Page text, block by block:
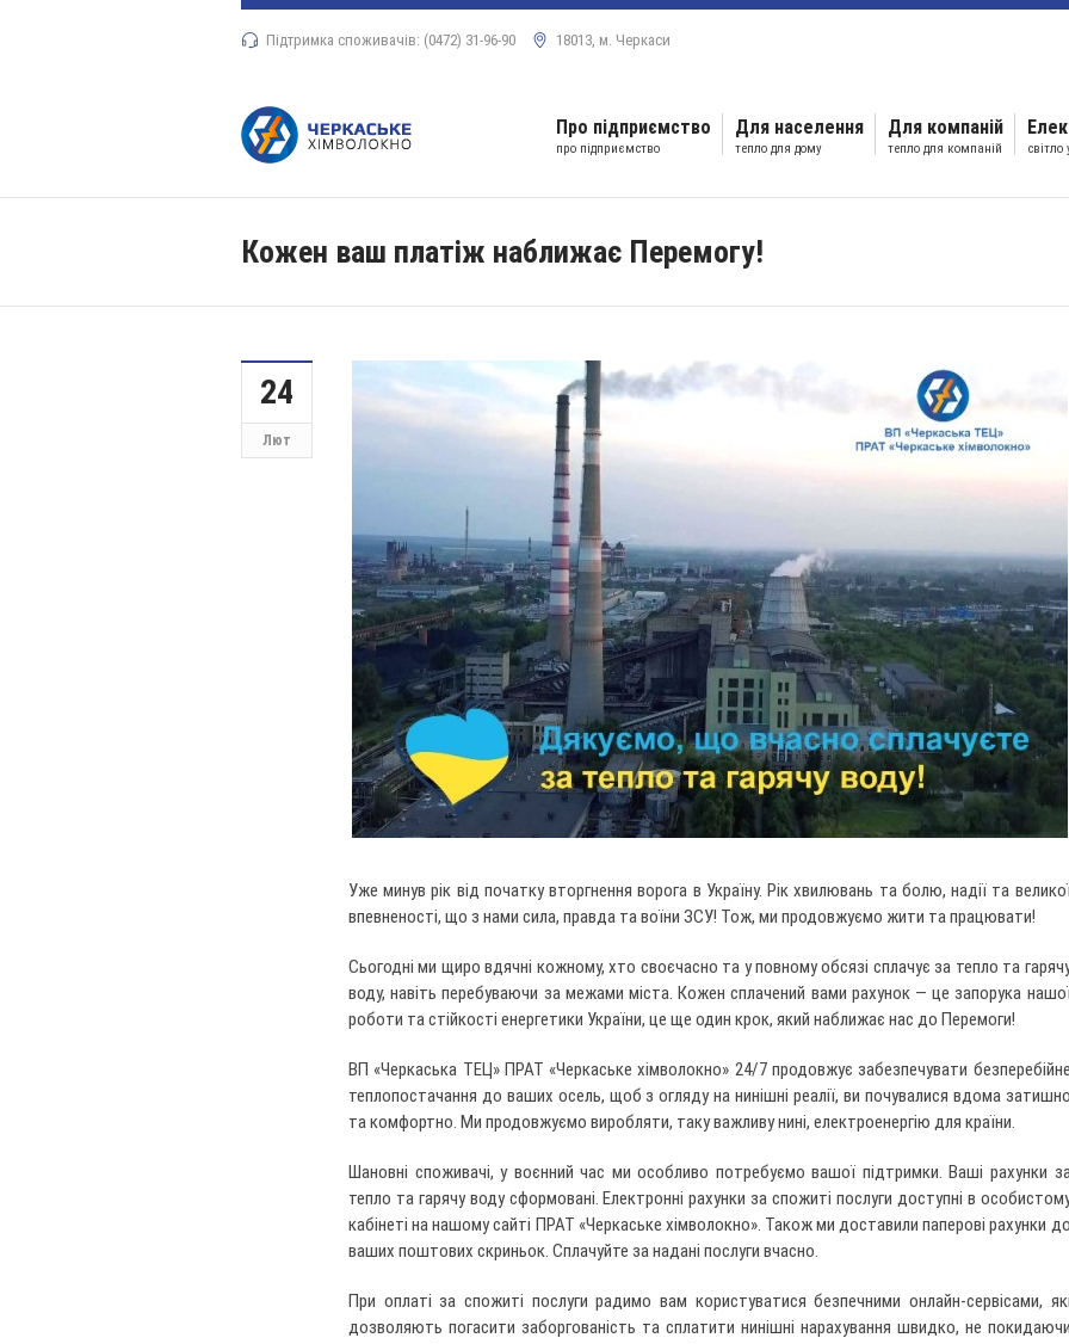
Підтримка споживачів: (0472) 31-96-90 18013, м. Черкаси
Про підприємство
про підприємство
Для населення
тепло для дому
Для компаній
тепло для компаній
Кожен ваш платіж наближає Перемогу!
24
Лют
Уже минув рік від початку вторгнення ворога в Україну. Рік хвилювань та болю, надії та
впевненості, що з нами сила, правда та воїни ЗСУ! Тож, ми продовжуємо жити та працювати!
Сьогодні ми щиро вдячні кожному, хто своєчасно та у повному обсязі сплачує за тепло та
воду, навіть перебуваючи за межами міста. Кожен сплачений вами рахунок — це запорука
роботи та стійкості енергетики України, це ще один крок, який наближає нас до Перемоги!
ВП «Черкаська ТЕЦ» ПРАТ «Черкаське хімволокно» 24/7 продовжує забезпечувати безперебійне
теплопостачання до ваших осель, щоб з огляду на нинішні реалії, ви почувалися вдома затишно
та комфортно. Ми продовжуємо виробляти, таку важливу нині, електроенергію для країни.
Шановні споживачі, у воєнний час ми особливо потребуємо вашої підтримки. Ваші рахунки
тепло та гарячу воду сформовані. Електронні рахунки за спожиті послуги доступні в
кабінеті на нашому сайті ПРАТ «Черкаське хімволокно». Також ми доставили паперові рахунки до
ваших поштових скриньок. Сплачуйте за надані послуги вчасно.
При оплаті за спожиті послуги радимо вам користуватися безпечними онлайн-сервісами, які
дозволяють погасити заборгованість та сплатити нинішні нарахування швидко, не покидаючи